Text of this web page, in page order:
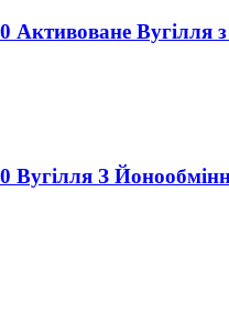
Вугілля
Вугілля З